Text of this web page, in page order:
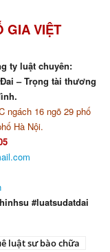
GIA VIỆT
ty luật chuyên:
– Trọng tài thương
ngách 16 ngõ 29 phố
Hà Nội.
#luatsudatdai
luật sư bào chữa